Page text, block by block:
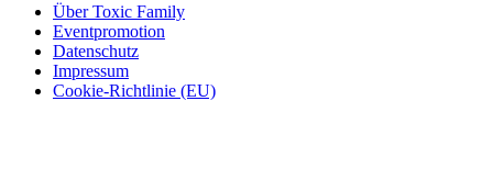
Über Toxic Family
Eventpromotion
Datenschutz
Impressum
Cookie-Richtlinie (EU)